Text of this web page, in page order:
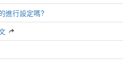
進行設定嗎?